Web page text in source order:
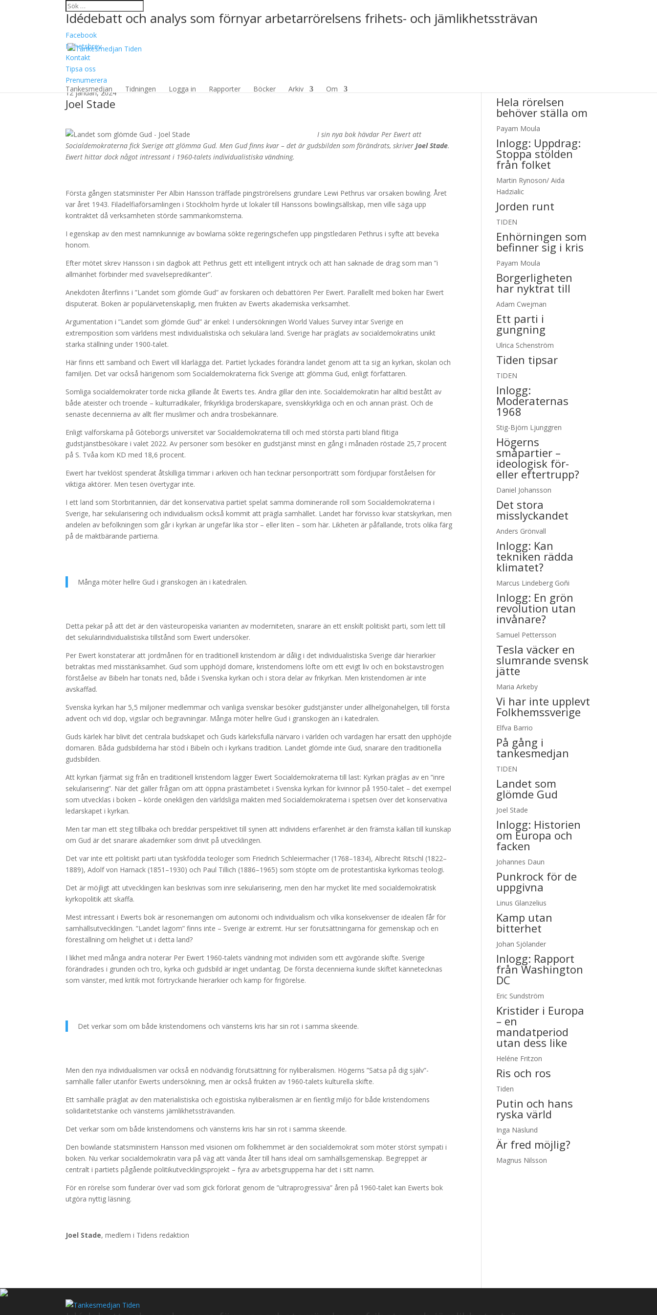
Idédebatt och analys som förnyar arbetarrörelsens frihets- och jämlikhetssträvan
Facebook
Nyhetsbrev
Kontakt
Tipsa oss
Prenumerera
Tankesmedjan
Tidningen Logga in Rapporter Böcker Arkiv Om
Landet som glömde Gud
12 januari, 2024
Joel Stade
I sin nya bok hävdar Per Ewert att
Socialdemokraterna fick Sverige att glömma Gud. Men Gud finns kvar – det är gudsbilden som förändrats, skriverJoel Stade.
Ewert hittar dock något intressant i 1960-talets individualistiska vändning.
Första gången statsminister Per Albin Hansson träffade pingströrelsens grundare Lewi Pethrus var orsaken bowling. Året
var året 1943. Filadelfiaförsamlingen i Stockholm hyrde ut lokaler till Hanssons bowlingsällskap, men ville säga upp
kontraktet då verksamheten störde sammankomsterna.
I egenskap av den mest namnkunnige av bowlarna sökte regeringschefen upp pingstledaren Pethrus i syfte att beveka
honom.
Efter mötet skrev Hansson i sin dagbok att Pethrus gett ett intelligent intryck och att han saknade de drag som man ”i
allmänhet förbinder med svavelsepredikanter”.
Anekdoten återfinns i ”Landet som glömde Gud” av forskaren och debattören Per Ewert. Parallellt med boken har Ewert
disputerat. Boken är populärvetenskaplig, men frukten av Ewerts akademiska verksamhet.
Argumentation i ”Landet som glömde Gud” är enkel: I undersökningen World Values Survey intar Sverige en
extremposition som världens mest individualistiska och sekulära land. Sverige har präglats av socialdemokratins unikt
starka ställning under 1900-talet.
Här finns ett samband och Ewert vill klarlägga det. Partiet lyckades förändra landet genom att ta sig an kyrkan, skolan och
familjen. Det var också härigenom som Socialdemokraterna fick Sverige att glömma Gud, enligt författaren.
Somliga socialdemokrater torde nicka gillande åt Ewerts tes. Andra gillar den inte. Socialdemokratin har alltid bestått av
både ateister och troende – kulturradikaler, frikyrkliga broderskapare, svenskkyrkliga och en och annan präst. Och de
senaste decennierna av allt fler muslimer och andra trosbekännare.
Enligt valforskarna på Göteborgs universitet var Socialdemokraterna till och med största parti bland flitiga
gudstjänstbesökare i valet 2022. Av personer som besöker en gudstjänst minst en gång i månaden röstade 25,7 procent
på S. Tvåa kom KD med 18,6 procent.
Ewert har tveklöst spenderat åtskilliga timmar i arkiven och han tecknar personporträtt som fördjupar förståelsen för
viktiga aktörer. Men tesen övertygar inte.
I ett land som Storbritannien, där det konservativa partiet spelat samma dominerande roll som Socialdemokraterna i
Sverige, har sekularisering och individualism också kommit att prägla samhället. Landet har förvisso kvar statskyrkan, men
andelen av befolkningen som går i kyrkan är ungefär lika stor – eller liten – som här. Likheten är påfallande, trots olika färg
på de maktbärande partierna.
Många möter hellre Gud i granskogen än i katedralen.
Detta pekar på att det är den västeuropeiska varianten av moderniteten, snarare än ett enskilt politiskt parti, som lett till
det sekulärindividualistiska tillstånd som Ewert undersöker.
Per Ewert konstaterar att jordmånen för en traditionell kristendom är dålig i det individualistiska Sverige där hierarkier
betraktas med misstänksamhet. Gud som upphöjd domare, kristendomens löfte om ett evigt liv och en bokstavstrogen
förståelse av Bibeln har tonats ned, både i Svenska kyrkan och i stora delar av frikyrkan. Men kristendomen är inte
avskaffad.
Svenska kyrkan har 5,5 miljoner medlemmar och vanliga svenskar besöker gudstjänster under allhelgonahelgen, till första
advent och vid dop, vigslar och begravningar. Många möter hellre Gud i granskogen än i katedralen.
Guds kärlek har blivit det centrala budskapet och Guds kärleksfulla närvaro i världen och vardagen har ersatt den upphöjde
domaren. Båda gudsbilderna har stöd i Bibeln och i kyrkans tradition. Landet glömde inte Gud, snarare den traditionella
gudsbilden.
Att kyrkan fjärmat sig från en traditionell kristendom lägger Ewert Socialdemokraterna till last: Kyrkan präglas av en ”inre
sekularisering”. När det gäller frågan om att öppna prästämbetet i Svenska kyrkan för kvinnor på 1950-talet – det exempel
som utvecklas i boken – körde onekligen den världsliga makten med Socialdemokraterna i spetsen över det konservativa
ledarskapet i kyrkan.
Men tar man ett steg tillbaka och breddar perspektivet till synen att individens erfarenhet är den främsta källan till kunskap
om Gud är det snarare akademiker som drivit på utvecklingen.
Det var inte ett politiskt parti utan tyskfödda teologer som Friedrich Schleiermacher (1768–1834), Albrecht Ritschl (1822–
1889), Adolf von Harnack (1851–1930) och Paul Tillich (1886–1965) som stöpte om de protestantiska kyrkornas teologi.
Det är möjligt att utvecklingen kan beskrivas som inre sekularisering, men den har mycket lite med socialdemokratisk
kyrkopolitik att skaffa.
Mest intressant i Ewerts bok är resonemangen om autonomi och individualism och vilka konsekvenser de idealen får för
samhällsutvecklingen. ”Landet lagom” finns inte – Sverige är extremt. Hur ser förutsättningarna för gemenskap och en
föreställning om helighet ut i detta land?
I likhet med många andra noterar Per Ewert 1960-talets vändning mot individen som ett avgörande skifte. Sverige
förändrades i grunden och tro, kyrka och gudsbild är inget undantag. De första decennierna kunde skiftet kännetecknas
som vänster, med kritik mot förtryckande hierarkier och kamp för frigörelse.
Det verkar som om både kristendomens och vänsterns kris har sin rot i samma skeende.
Men den nya individualismen var också en nödvändig förutsättning för nyliberalismen. Högerns ”Satsa på dig själv”-
samhälle faller utanför Ewerts undersökning, men är också frukten av 1960-talets kulturella skifte.
Ett samhälle präglat av den materialistiska och egoistiska nyliberalismen är en fientlig miljö för både kristendomens
solidaritetstanke och vänsterns jämlikhetssträvanden.
Det verkar som om både kristendomens och vänsterns kris har sin rot i samma skeende.
Den bowlande statsministern Hansson med visionen om folkhemmet är den socialdemokrat som möter störst sympati i
boken. Nu verkar socialdemokratin vara på väg att vända åter till hans ideal om samhällsgemenskap. Begreppet är
centralt i partiets pågående politikutvecklingsprojekt – fyra av arbetsgrupperna har det i sitt namn.
För en rörelse som funderar över vad som gick förlorat genom de ”ultraprogressiva” åren på 1960-talet kan Ewerts bok
utgöra nyttig läsning.
Joel Stade, medlem i Tidens redaktion
Hela rörelsen
behöver ställa om
Payam Moula
Inlogg: Uppdrag:
Stoppa stölden
från folket
Martin Rynoson/ Aida
Hadzialic
Jorden runt
TIDEN
Enhörningen som
befinner sig i kris
Payam Moula
Borgerligheten
har nyktrat till
Adam Cwejman
Ett parti i
gungning
Ulrica Schenström
Tiden tipsar
TIDEN
Inlogg:
Moderaternas
1968
Stig-Björn Ljunggren
Högerns
småpartier –
ideologisk för-
eller eftertrupp?
Daniel Johansson
Det stora
misslyckandet
Anders Grönvall
Inlogg: Kan
tekniken rädda
klimatet?
Marcus Lindeberg Goñi
Inlogg: En grön
revolution utan
invånare?
Samuel Pettersson
Tesla väcker en
slumrande svensk
jätte
Maria Arkeby
Vi har inte upplevt
Folkhemssverige
Elfva Barrio
På gång i
tankesmedjan
TIDEN
Landet som
glömde Gud
Joel Stade
Inlogg: Historien
om Europa och
facken
Johannes Daun
Punkrock för de
uppgivna
Linus Glanzelius
Kamp utan
bitterhet
Johan Sjölander
Inlogg: Rapport
från Washington
DC
Eric Sundström
Kristider i Europa
– en
mandatperiod
utan dess like
Heléne Fritzon
Ris och ros
Tiden
Putin och hans
ryska värld
Inga Näslund
Är fred möjlig?
Magnus Nilsson